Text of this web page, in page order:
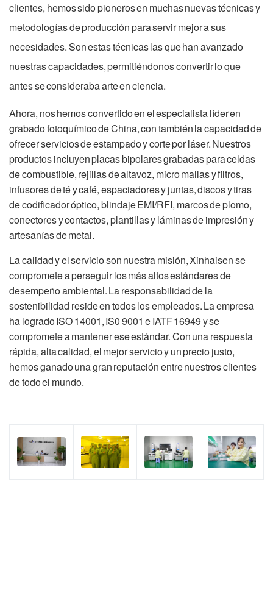
clientes, hemos sido pioneros en muchas nuevas técnicas y
metodologías de producción para servir mejor a sus
necesidades. Son estas técnicas las que han avanzado
nuestras capacidades, permitiéndonos convertir lo que
antes se consideraba arte en ciencia.
Ahora, nos hemos convertido en el especialista líder en
grabado fotoquímico de China, con también la capacidad de
ofrecer servicios de estampado y corte por láser. Nuestros
productos incluyen placas bipolares grabadas para celdas
de combustible, rejillas de altavoz, micro mallas y filtros,
infusores de té y café, espaciadores y juntas, discos y tiras
de codificador óptico, blindaje EMI/RFI, marcos de plomo,
conectores y contactos, plantillas y láminas de impresión y
artesanías de metal.
La calidad y el servicio son nuestra misión, Xinhaisen se
compromete a perseguir los más altos estándares de
desempeño ambiental. La responsabilidad de la
sostenibilidad reside en todos los empleados. La empresa
ha logrado ISO 14001, IS0 9001 e IATF 16949 y se
compromete a mantener ese estándar. Con una respuesta
rápida, alta calidad, el mejor servicio y un precio justo,
hemos ganado una gran reputación entre nuestros clientes
de todo el mundo.